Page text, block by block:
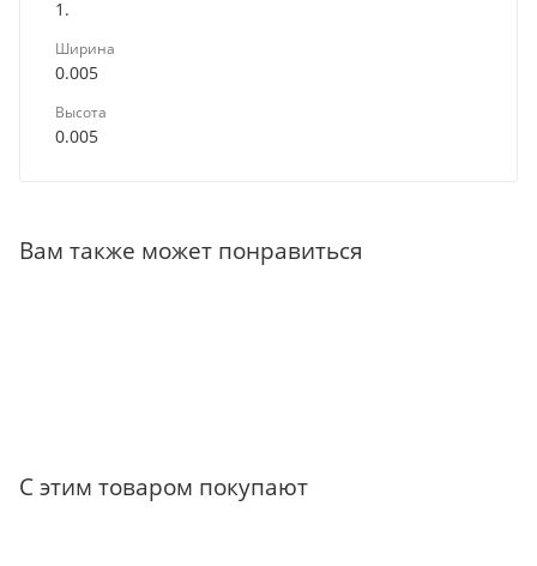
1.
Ширина
0.005
Высота
0.005
Вам также может понравиться
С этим товаром покупают